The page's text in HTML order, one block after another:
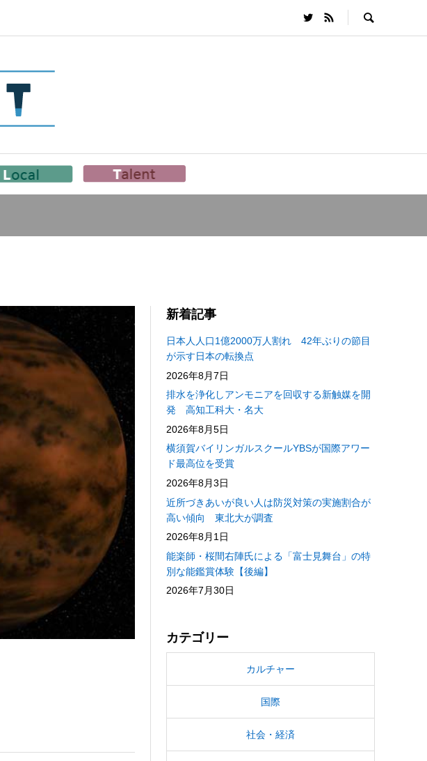
新着記事
日本人人口1億2000万人割れ 42年ぶりの節目
が示す日本の転換点
2026年8月7日
排水を浄化しアンモニアを回収する新触媒を開
発 高知工科大・名大
2026年8月5日
横須賀バイリンガルスクールYBSが国際アワー
ド最高位を受賞
2026年8月3日
近所づきあいが良い人は防災対策の実施割合が
高い傾向 東北大が調査
2026年8月1日
能楽師・桜間右陣氏による「富士見舞台」の特
別な能鑑賞体験【後編】
2026年7月30日
カテゴリー
カルチャー
国際
社会・経済